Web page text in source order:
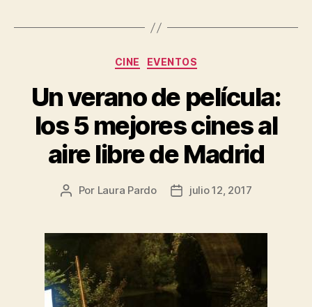
Categorías
CINE EVENTOS
Un verano de película:
los 5 mejores cines al
aire libre de Madrid
Autor
entrada
Por Laura Pardo
Fecha
entrada
julio 12, 2017